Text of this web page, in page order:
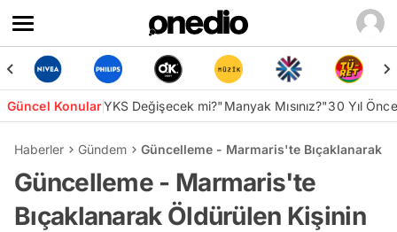
Güncel KonularYKS Değişecek mi?"Manyak Mısınız?"30 Yıl
Haberler Gündem Güncelleme - Marmaris'te Bıçaklanarak
Güncelleme - Marmaris'te
Bıçaklanarak Öldürülen Kişinin